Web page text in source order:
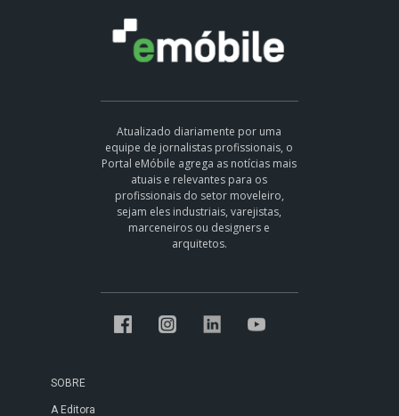
Atualizado diariamente por uma
equipe de jornalistas profissionais, o
Portal eMóbile agrega as notícias mais
atuais e relevantes para os
profissionais do setor moveleiro,
sejam eles industriais, varejistas,
marceneiros ou designers e
arquitetos.
SOBRE
A Editora